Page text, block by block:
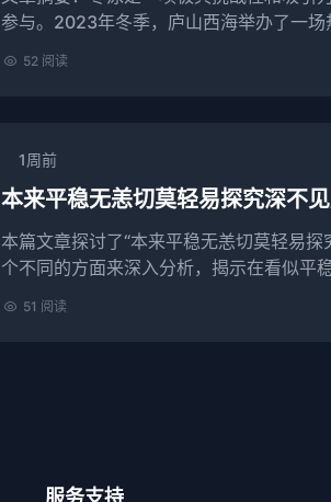
参与。2023年冬季，庐山西海举办了一
各地的冬泳爱好者齐聚一堂。赛事的成功举
52 阅读
1周前
本来平稳无恙切莫轻易探究深不
本篇文章探讨了“本来平稳无恙切莫轻易
个不同的方面来深入分析，揭示在看似平
带来的意外后果。首先，我们探讨了隐秘
51 阅读
服务支持